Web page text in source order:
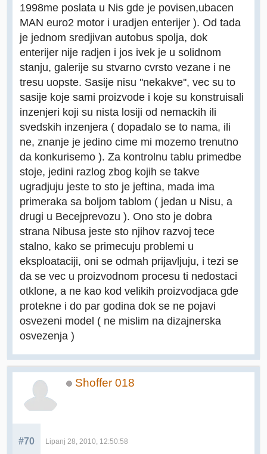
1998me poslata u Nis gde je povisen,ubacen
MAN euro2 motor i uradjen enterijer ). Od tada
je jednom sredjivan autobus spolja, dok
enterijer nije radjen i jos ivek je u solidnom
stanju, galerije su stvarno cvrsto vezane i ne
tresu uopste. Sasije nisu ''nekakve'', vec su to
sasije koje sami proizvode i koje su konstruisali
inzenjeri koji su nista losiji od nemackih ili
svedskih inzenjera ( dopadalo se to nama, ili
ne, znanje je jedino cime mi mozemo trenutno
da konkurisemo ). Za kontrolnu tablu primedbe
stoje, jedini razlog zbog kojih se takve
ugradjuju jeste to sto je jeftina, mada ima
primeraka sa boljom tablom ( jedan u Nisu, a
drugi u Becejprevozu ). Ono sto je dobra
strana Nibusa jeste sto njihov razvoj tece
stalno, kako se primecuju problemi u
eksploataciji, oni se odmah prijavljuju, i tezi se
da se vec u proizvodnom procesu ti nedostaci
otklone, a ne kao kod velikih proizvodjaca gde
protekne i do par godina dok se ne pojavi
osvezeni model ( ne mislim na dizajnerska
osvezenja )
Shoffer 018
#70 Lipanj 28, 2010, 12:50:58